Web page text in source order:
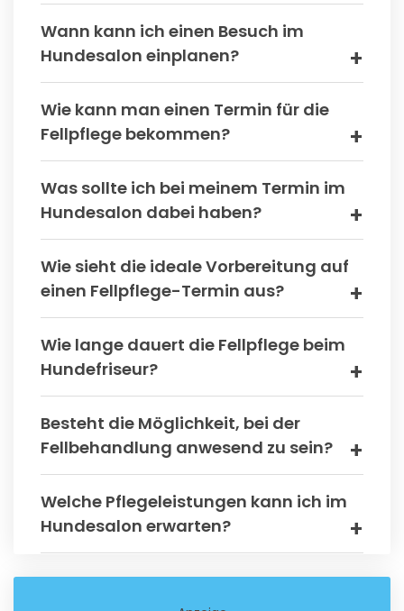
Wann kann ich einen Besuch im
Hundesalon einplanen?
Wie kann man einen Termin für die
Fellpflege bekommen?
Was sollte ich bei meinem Termin im
Hundesalon dabei haben?
Wie sieht die ideale Vorbereitung auf
einen Fellpflege-Termin aus?
Wie lange dauert die Fellpflege beim
Hundefriseur?
Besteht die Möglichkeit, bei der
Fellbehandlung anwesend zu sein?
Welche Pflegeleistungen kann ich im
Hundesalon erwarten?